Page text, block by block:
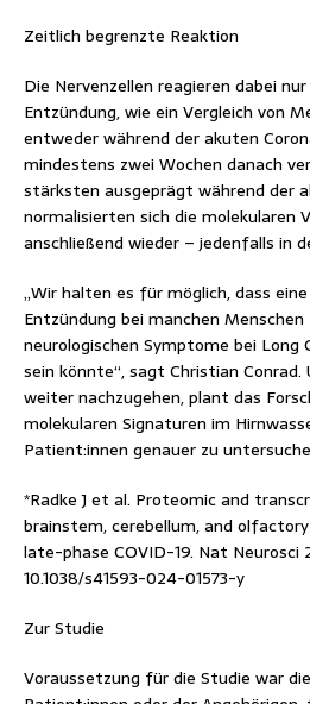
Zeitlich begrenzte Reaktion
Die Nervenzellen reagieren dabei
Entzündung, wie ein Vergleich von
entweder während der akuten
mindestens zwei Wochen danach
stärksten ausgeprägt während der
normalisierten sich die molekularen
anschließend wieder – jedenfalls in
„Wir halten es für möglich, dass
Entzündung bei manchen
neurologischen Symptome bei Long
sein könnte“, sagt Christian
weiter nachzugehen, plant das
molekularen Signaturen im
Patient:innen genauer zu
*Radke J et al. Proteomic and
brainstem, cerebellum, and
late-phase COVID-19. Nat Neurosci
10.1038/s41593-024-01573-y
Zur Studie
Voraussetzung für die Studie war